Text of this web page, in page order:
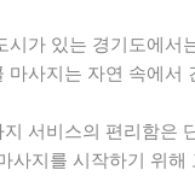
시가 있는 경기도에서
마사지는 자연 속에서
서비스의 편리함은
사지를 시작하기 위